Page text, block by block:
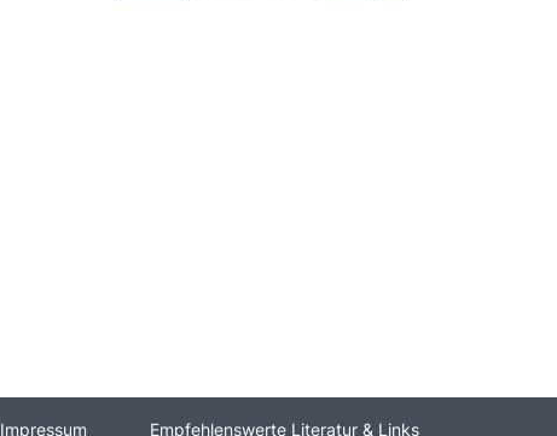
Impressum Empfehlenswerte Literatur & Links